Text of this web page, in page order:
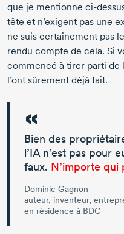
que je mentionne ci-
tête et n’exigent pas une
ne suis certainement pas
rendu compte de cela. Si
commencé à tirer parti de
l’ont sûrement déjà fait.
Bien des
l’IA n’est pas pour
faux. N’importe qui
Dominic Gagnon
auteur, inventeur,
en résidence à BDC